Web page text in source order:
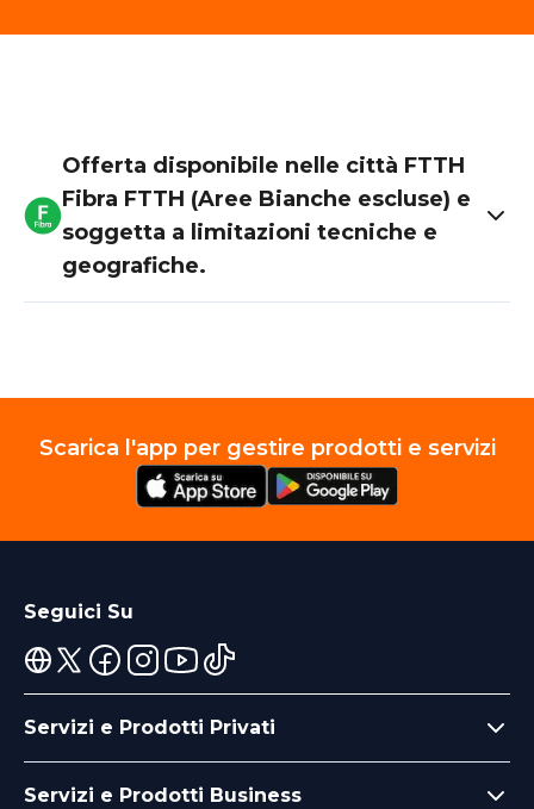
Offerta disponibile nelle città FTTH
Fibra FTTH (Aree Bianche escluse) e
soggetta a limitazioni tecniche e
geografiche.
Scarica l'app per gestire prodotti e servizi
Seguici Su
Servizi e Prodotti Privati
Servizi e Prodotti Business